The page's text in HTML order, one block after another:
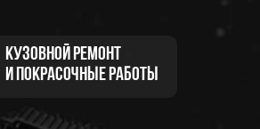
КУЗОВНОЙ РЕМОНТ
И ПОКРАСОЧНЫЕ РАБОТЫ